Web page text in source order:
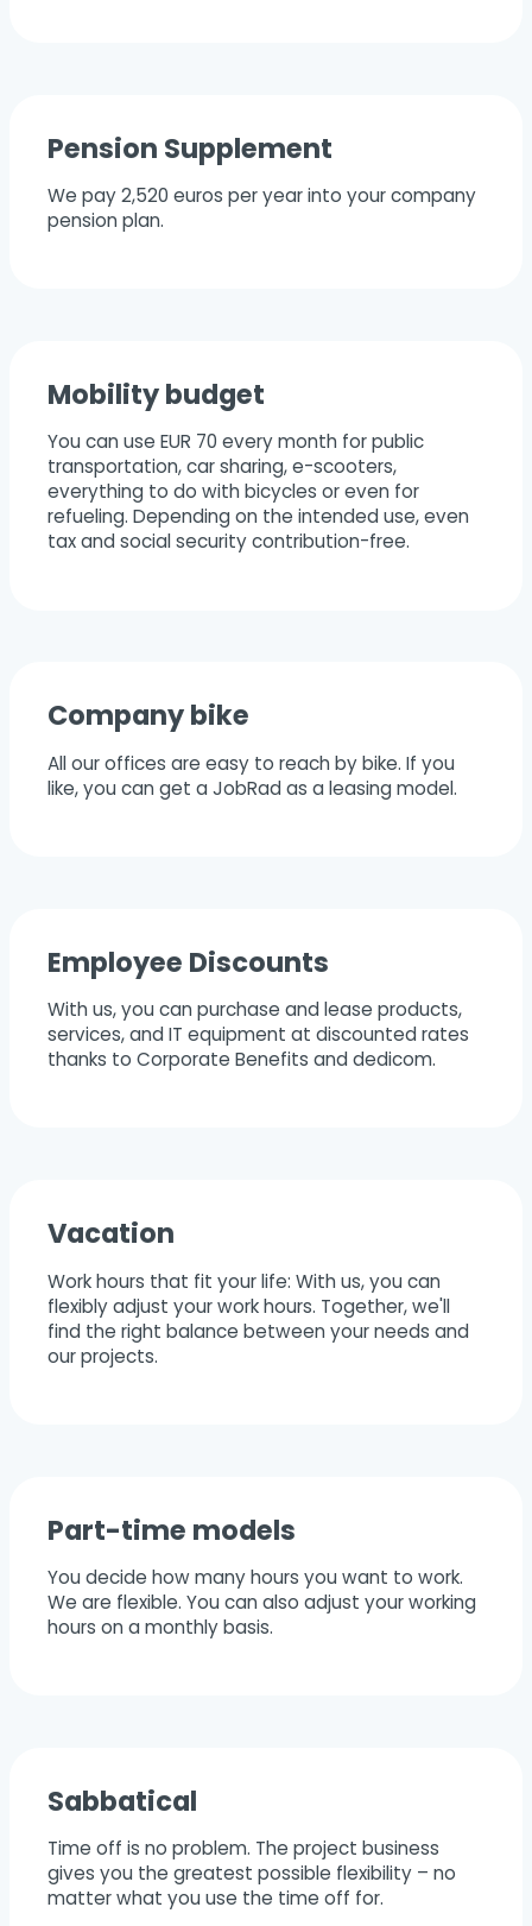
Pension Supplement
We pay 2,520 euros per year into your company
pension plan.
Mobility budget
You can use EUR 70 every month for public
transportation, car sharing, e-scooters,
everything to do with bicycles or even for
refueling. Depending on the intended use, even
tax and social security contribution-free.
Company bike
All our offices are easy to reach by bike. If you
like, you can get a JobRad as a leasing model.
Employee Discounts
With us, you can purchase and lease products,
services, and IT equipment at discounted rates
thanks to Corporate Benefits and dedicom.
Vacation
Work hours that fit your life: With us, you can
flexibly adjust your work hours. Together, we'll
find the right balance between your needs and
our projects.
Part-time models
You decide how many hours you want to work.
We are flexible. You can also adjust your working
hours on a monthly basis.
Sabbatical
Time off is no problem. The project business
gives you the greatest possible flexibility – no
matter what you use the time off for.